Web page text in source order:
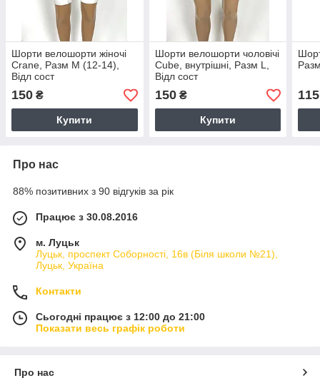
Шорти велошорти жіночі
Crane, Разм М (12-14),
Відл сост
150 ₴
Купити
Шорти велошорти чоловічі
Cube, внутрішні, Разм L,
Відл сост
150₴
Купити
115
Про нас
88% позитивних з 90 відгуків за рік
Працює з 30.08.2016
м. Луцьк
Луцьк, проспект Соборності, 16в (Біля школи №21),
Луцьк, Україна
Контакти
Сьогодні працює з 12:00 до 21:00
Показати весь графік роботи
Про нас